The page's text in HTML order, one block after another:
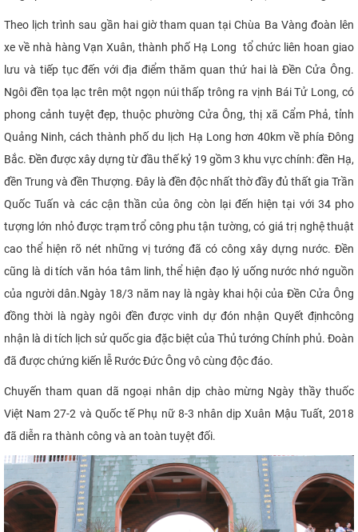
Theo lịch trình sau gần hai giờ tham quan tại Chùa Ba Vàng đoàn lên
xe về nhà hàng Vạn Xuân, thành phố Hạ Long tổ chức liên hoan giao
lưu và tiếp tục đến với địa điểm thăm quan thứ hai là Đền Cửa Ông.
Ngôi đền tọa lạc trên một ngọn núi thấp trông ra vịnh Bái Tử Long, có
phong cảnh tuyệt đẹp, thuộc phường Cửa Ông, thị xã Cẩm Phả, tỉnh
Quảng Ninh, cách thành phố du lịch Hạ Long hơn 40km về phía Đông
Bắc. Đền được xây dựng từ đầu thế kỷ 19 gồm 3 khu vực chính: đền Hạ,
đền Trung và đền Thượng. Đây là đền độc nhất thờ đầy đủ thất gia Trần
Quốc Tuấn và các cận thần của ông còn lại đến hiện tại với 34 pho
tượng lớn nhỏ được trạm trổ công phu tận tường, có giá trị nghệ thuật
cao thể hiện rõ nét những vị tướng đã có công xây dựng nước. Đền
cũng là di tích văn hóa tâm linh, thể hiện đạo lý uống nước nhớ nguồn
của người dân.Ngày 18/3 năm nay là ngày khai hội của Đền Cửa Ông
đồng thời là ngày ngôi đền được vinh dự đón nhận Quyết địnhcông
nhận là di tích lịch sử quốc gia đặc biệt của Thủ tướng Chính phủ. Đoàn
đã được chứng kiến lễ Rước Đức Ông vô cùng độc đáo.
Chuyếntham quandã ngoại nhân dịp chào mừng Ngày thầy thuốc
Việt Nam 27-2 và Quốc tế Phụ nữ 8-3 nhân dịp Xuân Mậu Tuất, 2018
đã diễn ra thành công và an toàn tuyệt đối.